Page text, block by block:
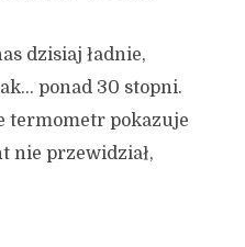
dzisiaj ładnie,
ponad 30 stopni.
termometr pokazuje
nie przewidział,